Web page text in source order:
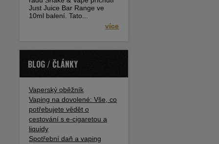
Just Juice Bar Range ve
10ml balení. Tato...
více
BLOG / ČLÁNKY
Vaperský oběžník
Vaping na dovolené: Vše, co
potřebujete vědět o
cestování s e-cigaretou a
liquidy
Spotřební daň a vaping